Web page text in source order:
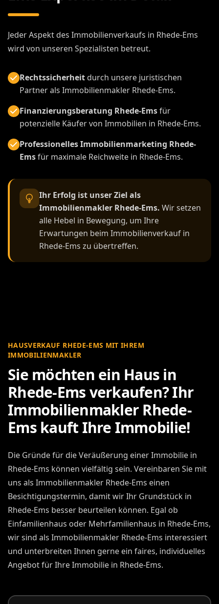
Jeder Aspekt des Immobilienverkaufs in Rhede-Ems
wird von unseren Spezialisten betreut.
Rechtssicherheitdurch unsere juristischen
Partner als Immobilienmakler Rhede-Ems.
Finanzierungsberatung Rhede-Emsfür
potenzielle Käufer von Immobilien in Rhede-Ems.
Professionelles Immobilienmarketing Rhede-
Emsfür maximale Reichweite in Rhede-Ems.
Ihr Erfolg ist unser Ziel als
Immobilienmakler Rhede-Ems. Wir setzen
alle Hebel in Bewegung, um Ihre
Erwartungen beim Immobilienverkauf in
Rhede-Ems zu übertreffen.
HAUSVERKAUF RHEDE-EMS MIT IHREM
IMMOBILIENMAKLER
Sie möchten ein Haus in
Rhede-Ems verkaufen? Ihr
Immobilienmakler Rhede-
Ems kauft Ihre Immobilie!
Die Gründe für die Veräußerung einer Immobilie in
Rhede-Ems können vielfältig sein. Vereinbaren Sie mit
uns als Immobilienmakler Rhede-Ems einen
Besichtigungstermin, damit wir Ihr Grundstück in
Rhede-Ems besser beurteilen können. Egal ob
Einfamilienhaus oder Mehrfamilienhaus in Rhede-Ems,
wir sind als Immobilienmakler Rhede-Ems interessiert
und unterbreiten Ihnen gerne ein faires, individuelles
Angebot für Ihre Immobilie in Rhede-Ems.